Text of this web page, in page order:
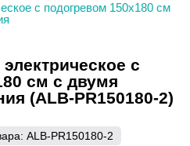
с подогревом 150х180 см
с
см с двумя
(ALB-PR150180-2)
ALB-PR150180-2